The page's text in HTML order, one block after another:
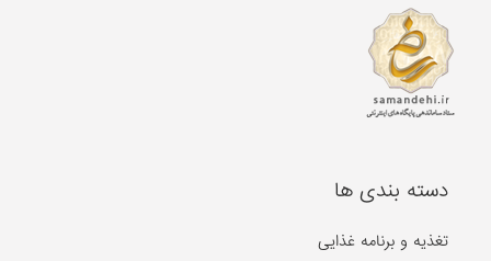
دسته بندی ها
تغذیه و برنامه غذایی